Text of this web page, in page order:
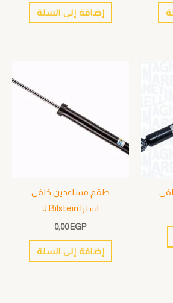
إضافة إلى السلة
طقم مساعدين خلفى
استرا J Bilstein
0,00EGP
إضافة إلى السلة